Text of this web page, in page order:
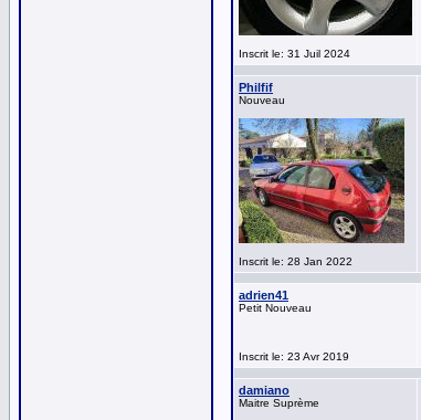
Inscrit le: 31 Juil 2024
Philfif
Nouveau
Inscrit le: 28 Jan 2022
adrien41
Petit Nouveau
Inscrit le: 23 Avr 2019
damiano
Maitre Suprème